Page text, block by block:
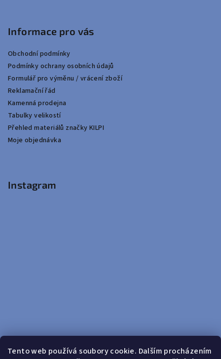
Tento web používá soubory cookie. Dalším procházením
Informace pro vás
Obchodní podmínky
Podmínky ochrany osobních údajů
Formulář pro výměnu / vrácení zboží
Reklamační řád
Kamenná prodejna
Tabulky velikostí
Přehled materiálů značky KILPI
Moje objednávka
Instagram